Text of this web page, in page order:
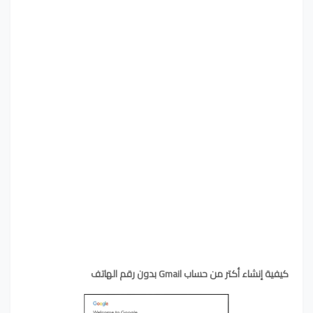
كيفية إنشاء أكتر من حساب Gmail بدون رقم الهاتف